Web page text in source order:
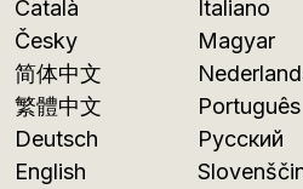
Català
Česky
简体中文
繁體中文
Deutsch
English
Italiano
Magyar
Português
Русский